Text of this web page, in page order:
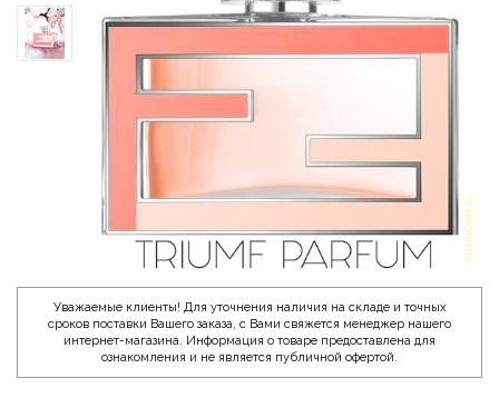
Уважаемые клиенты! Для уточнения наличия на складе и точных
сроков поставки Вашего заказа, с Вами свяжется менеджер нашего
интернет-магазина. Информация о товаре предоставлена для
ознакомления и не является публичной офертой.